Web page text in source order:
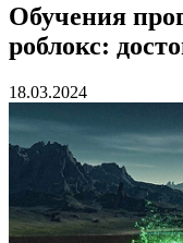
Обучения
роблокс:
18.03.2024